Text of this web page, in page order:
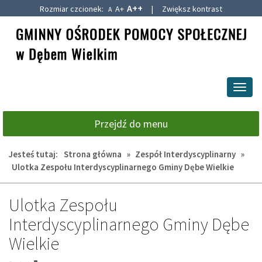
treści
Rozmiar czcionek: A A+ A++ | Zwiększ kontrast
Przejdź do menu
Jesteś tutaj: Strona główna » Zespół Interdyscyplinarny »
Ulotka Zespołu Interdyscyplinarnego Gminy Dębe Wielkie
Ulotka Zespołu
Interdyscyplinarnego Gminy Dębe
Wielkie